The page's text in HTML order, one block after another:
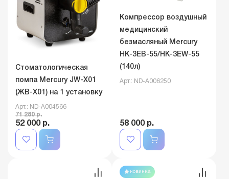
Стоматологическая
помпа Mercury JW-X01
(ЖВ-Х01) на 1 установку
Арт.: ND-A004566
71 280 р.
52 000 р.
Компрессор воздушный
медицинский
безмасляный Mercury
HK-3EВ-55/HK-3EW-55
(140л)
Арт.: ND-A006250
58 000 р.
новинка